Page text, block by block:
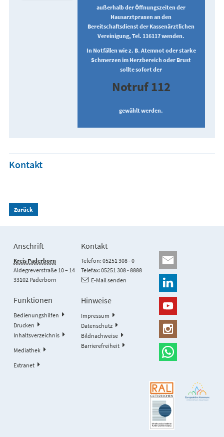
außerhalb der Öffnungszeiten der
Hausarztpraxen an den
Bereitschaftsdienst der Kassenärztlichen
Vereinigung, Tel. 116117 wenden.
In Notfällen wie z. B. Atemnot oder starke
Schmerzen im Herzbereich oder Brust
sollte sofort der
Notruf 112
gewählt werden.
Kontakt
Zurück
Anschrift
Kreis Paderborn
Aldegreverstraße 10 – 14
33102 Paderborn
Kontakt
Telefon: 05251 308 - 0
Telefax: 05251 308 - 8888
E-Mail senden
Funktionen
Bedienungshilfen
Drucken
Inhaltsverzeichnis
Mediathek
Extranet
Hinweise
Impressum
Datenschutz
Bildnachweise
Barrierefreiheit